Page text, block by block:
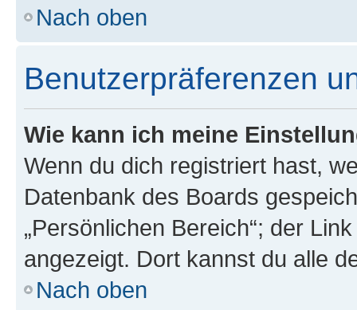
Nach oben
Benutzerpräferenzen
Wie kann ich meine
Wenn du dich registriert hast,
Datenbank des Boards
„Persönlichen Bereich“; der
angezeigt. Dort kannst du alle
Nach oben